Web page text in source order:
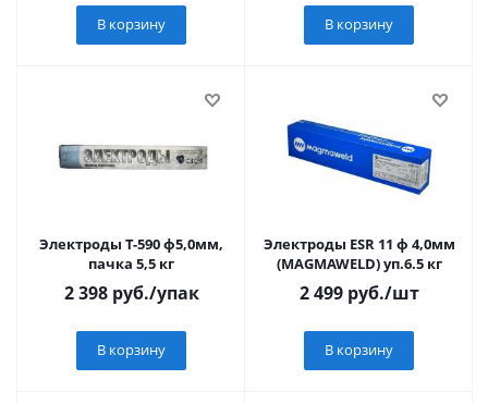
В корзину В корзину
Электроды Т-590 ф5,0мм,
пачка 5,5 кг
2 398руб./упак
В корзину
Электроды ESR 11 ф 4,0мм
(MAGMAWELD) уп.6.5 кг
2 499руб./шт
В корзину